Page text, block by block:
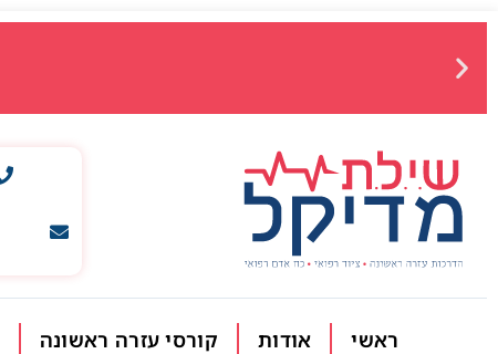
ראשי אודות קורסי עזרה ראשונה